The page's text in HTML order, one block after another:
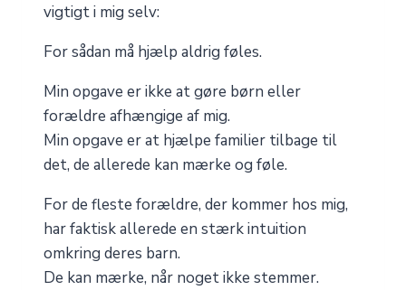
vigtigt i mig selv:
For sådan må hjælp aldrig føles.
Min opgave er ikke at gøre børn eller
forældre afhængige af mig.
Min opgave er at hjælpe familier tilbage til
det, de allerede kan mærke og føle.
For de fleste forældre, der kommer hos mig,
har faktisk allerede en stærk intuition
omkring deres barn.
De kan mærke, når noget ikke stemmer.